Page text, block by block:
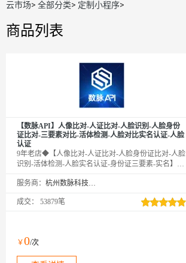
云市场> 全部分类> 定制小程序>
商品列表
【数脉API】人像比对-人证比对-人脸识别-人脸身份
证比对-三要素对比-活体检测-人脸对比实名认证-人脸
认证
9年老店◆【人像比对-人证比对-人脸身份证比对-人脸
识别-活体检测-人脸实名认证-身份证三要素-实名】输
行权威比对，返回比对分值。官方权威数据，仅供高
在线对接。口碑商家◆品质保障◆金牌售后
服务商： 杭州数脉科技有限公司
成交： 53879笔
￥0/次